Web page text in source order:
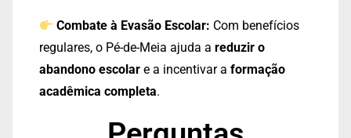
Combate à Evasão Escolar: Com benefícios
regulares, o Pé-de-Meia ajuda a reduzir o
abandono escolar e a incentivar a formação
acadêmica completa.